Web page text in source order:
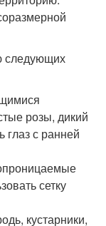
следующих
розы, дикий
глаз с ранней
сетку
кустарники,